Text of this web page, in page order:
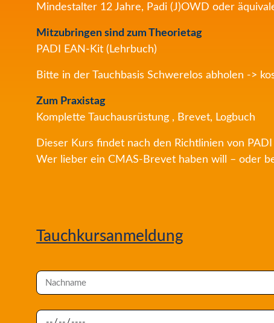
Mindestalter 12 Jahre, Padi (J)OWD oder
Mitzubringen sind zum Theorietag
PADI EAN-Kit (Lehrbuch)
Bitte in der Tauchbasis Schwerelos abholen ->
Zum Praxistag
Komplette Tauchausrüstung , Brevet, Logbuch
Dieser Kurs findet nach den Richtlinien von
Wer lieber ein CMAS-Brevet haben will – oder
Tauchkursanmeldung